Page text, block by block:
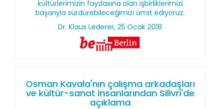
kültürlerimizin faydasına olan işbirliklerimizi
başarıyla sürdürebileceğimizi ümit ediyoruz.
Dr. Klaus Lederer, 25 Ocak 2018
Osman Kavala'nın çalışma arkadaşları
ve kültür-sanat insanlarından Silivri'de
açıklama